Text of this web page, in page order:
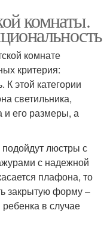
комнаты.
комнате
критерия:
К этой категории
светильника,
и его размеры, а
люстры с
с надежной
плафона, то
закрытую форму –
в случае